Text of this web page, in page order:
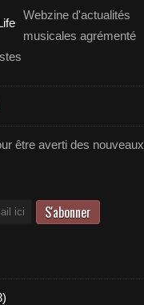
Webzine d'actualités
musicales agrémenté
être averti des nouveaux